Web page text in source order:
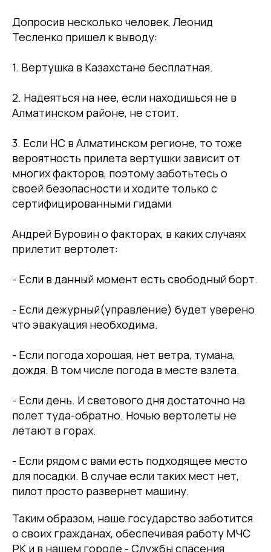
Допросив несколько человек, Леонид
Тесленко пришел к выводу:
1. Вертушка в Казахстане бесплатная.
2. Надеяться на нее, если находишься не в
Алматинском районе, не стоит.
3. Если НС в Алматинском регионе, то тоже
вероятность прилета вертушки зависит от
многих факторов, поэтому заботьтесь о
своей безопасности и ходите только с
сертифицированными гидами
Андрей Буровин о факторах, в каких случаях
прилетит вертолет:
- Если в данный момент есть свободный борт.
- Если дежурный(управление) будет уверено
что эвакуация необходима.
- Если погода хорошая, нет ветра, тумана,
дождя. В том числе погода в месте взлета.
- Если день. И светового дня достаточно на
полет туда-обратно. Ночью вертолеты не
летают в горах.
- Если рядом с вами есть подходящее место
для посадки. В случае если таких мест нет,
пилот просто развернет машину.
Таким образом, наше государство заботится
о своих гражданах, обеспечивая работу МЧС
РК и в нашем городе - Службы спасения